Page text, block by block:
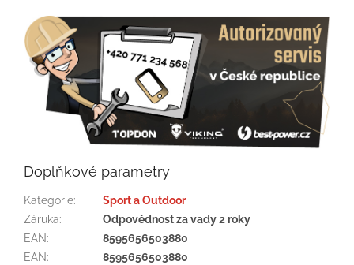
Doplňkové parametry
Kategorie:
Sport a Outdoor
Záruka:
Odpovědnost za vady 2 roky
EAN:
8595656503880
EAN:
8595656503880